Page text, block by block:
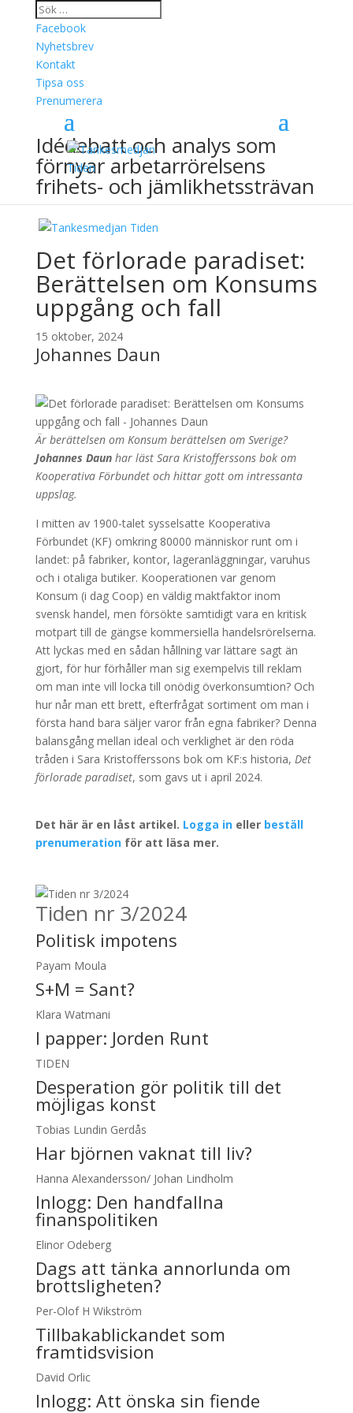
Facebook
Nyhetsbrev
Kontakt
Tipsa oss
Prenumerera
Idédebatt och analys som
förnyar arbetarrörelsens
frihets- och jämlikhetssträvan
Det förlorade paradiset:
Berättelsen om Konsums
uppgång och fall
15 oktober, 2024
Johannes Daun
Är berättelsen om Konsum berättelsen om Sverige?
Johannes Daunhar läst Sara Kristofferssons bok om
Kooperativa Förbundet och hittar gott om intressanta
uppslag.
I mitten av 1900-talet sysselsatte Kooperativa
Förbundet (KF) omkring 80000 människor runt om i
landet: på fabriker, kontor, lageranläggningar, varuhus
och i otaliga butiker. Kooperationen var genom
Konsum (i dag Coop) en väldig maktfaktor inom
svensk handel, men försökte samtidigt vara en kritisk
motpart till de gängse kommersiella handelsrörelserna.
Att lyckas med en sådan hållning var lättare sagt än
gjort, för hur förhåller man sig exempelvis till reklam
om man inte vill locka till onödig överkonsumtion? Och
hur når man ett brett, efterfrågat sortiment om man i
första hand bara säljer varor från egna fabriker? Denna
balansgång mellan ideal och verklighet är den röda
tråden i Sara Kristofferssons bok om KF:s historia, Det
förlorade paradiset, som gavs ut i april 2024.
Det här är en låst artikel. Logga ineller beställ
prenumerationför att läsa mer.
Tiden nr 3/2024
Politisk impotens
Payam Moula
S+M = Sant?
Klara Watmani
I papper: Jorden Runt
TIDEN
Desperation gör politik till det
möjligas konst
Tobias Lundin Gerdås
Har björnen vaknat till liv?
Hanna Alexandersson/ Johan Lindholm
Inlogg: Den handfallna
finanspolitiken
Elinor Odeberg
Dags att tänka annorlunda om
brottsligheten?
Per-Olof H Wikström
Tillbakablickandet som
framtidsvision
David Orlic
Inlogg: Att önska sin fiende